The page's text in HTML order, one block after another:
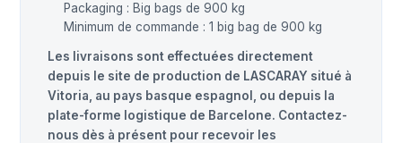
Packaging : Big bags de 900 kg
Minimum de commande : 1 big bag de 900 kg
Les livraisons sont effectuées directement
depuis le site de production de LASCARAY situé à
Vitoria, au pays basque espagnol, ou depuis la
plate-forme logistique de Barcelone. Contactez-
nous dès à présent pour recevoir les